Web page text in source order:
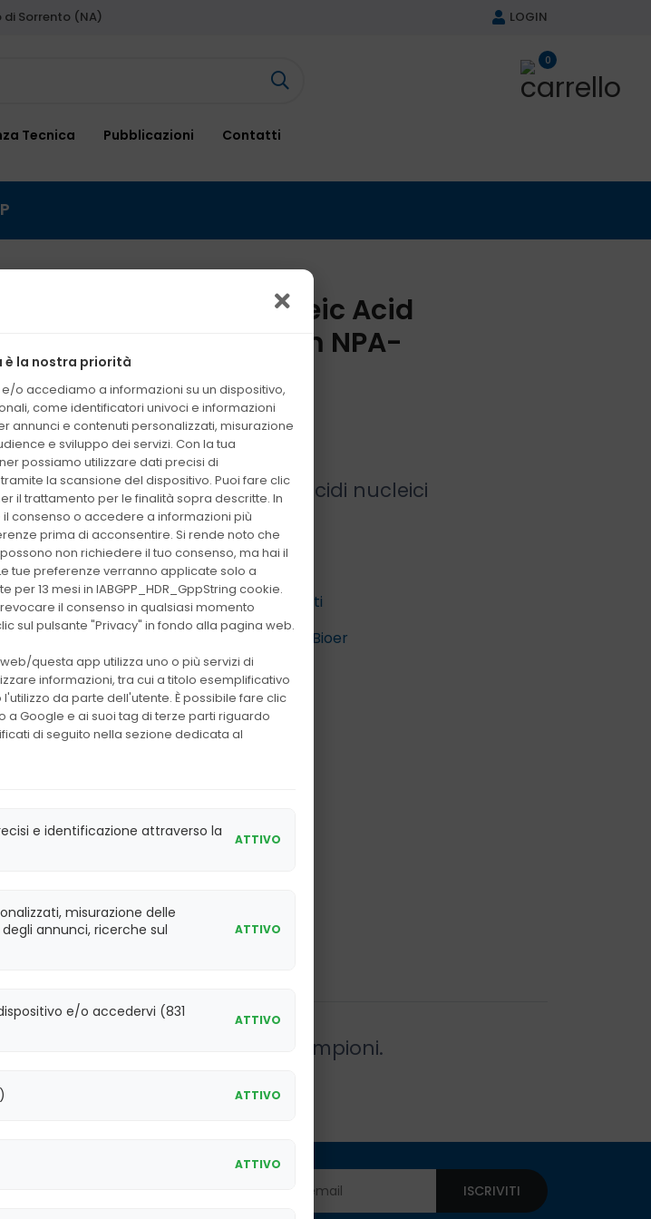
di Sorrento (NA) LOGIN
0
Tecnica Pubblicazioni Contatti
GenePure Pro Nucleic Acid
Purification System NPA-
32P
Produttore:Bioer
Linea:Biologia Molecolare
Estrattore automatico di acidi nucleici
Scheda Tecnica
Vai all'elenco dei reagenti correlati
Mostra tutte le strumentazioni di Bioer
Assistenza tecnica
Assistenza tecnica post vendita
Reagenti sempre disponibili
contemporanea da 1 a 32 campioni.
offerte.
ISCRIVITI
è la nostra priorità
o accediamo a informazioni su un dispositivo,
come identificatori univoci e informazioni
annunci e contenuti personalizzati, misurazione
e sviluppo dei servizi. Con la tua
possiamo utilizzare dati precisi di
la scansione del dispositivo. Puoi fare clic
il trattamento per le finalità sopra descritte. In
consenso o accedere a informazioni più
prima di acconsentire. Si rende noto che
non richiedere il tuo consenso, ma hai il
tue preferenze verranno applicate solo a
13 mesi in IABGPP_HDR_GppString cookie.
il consenso in qualsiasi momento
sul pulsante "Privacy" in fondo alla pagina web.
questa app utilizza uno o più servizi di
informazioni, tra cui a titolo esemplificativo
da parte dell'utente. È possibile fare clic
Google e ai suoi tag di terze parti riguardo
di seguito nella sezione dedicata al
e identificazione attraverso la
ATTIVO
misurazione delle
annunci, ricerche sul
ATTIVO
e/o accedervi (831
ATTIVO
ATTIVO
ATTIVO